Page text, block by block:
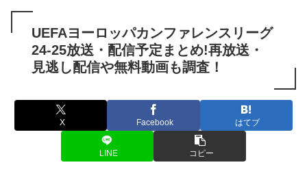
UEFAヨーロッパカンファレンスリーグ
24-25放送・配信予定まとめ!再放送・
見逃し配信や無料動画も調査！
X Facebook はてブ
LINE コピー